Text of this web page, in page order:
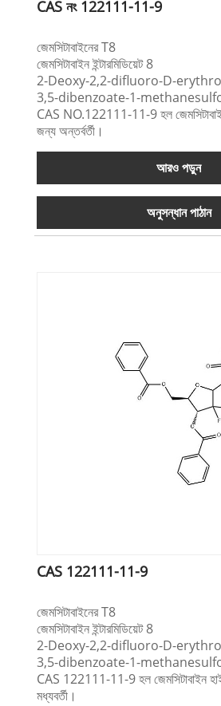
CAS নং 122111-11-9
জেমসিটাবাইনের T8
জেমসিটাবাইন ইন্টারমিডিয়েট 8
2-Deoxy-2,2-difluoro-D-
3,5-dibenzoate-1-
CAS NO.122111-11-9 হল
জন্য অন্তর্বর্তী।
আরও পড়ুন
অনুসন্ধান পাঠান
CAS 122111-11-9
জেমসিটাবাইনের T8
জেমসিটাবাইন ইন্টারমিডিয়েট 8
2-Deoxy-2,2-difluoro-D-
3,5-dibenzoate-1-
CAS 122111-11-9 হল জেমসিটাবাইন
মধ্যবর্তী।